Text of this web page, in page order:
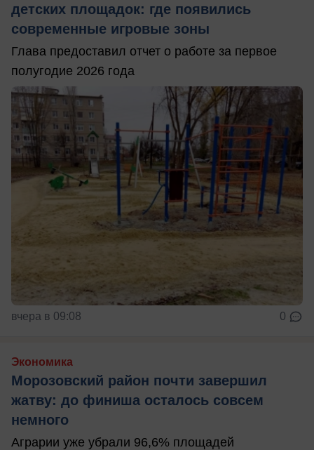
детских площадок: где появились
современные игровые зоны
Глава предоставил отчет о работе за первое
полугодие 2026 года
вчера в 09:08 0
Экономика
Морозовский район почти завершил
жатву: до финиша осталось совсем
немного
Аграрии уже убрали 96,6% площадей